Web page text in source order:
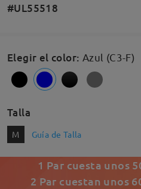
#UL55518
Elegir el color: Azul (C3-F)
Talla
M Guía de Talla
1 Par cuesta unos
2 Par cuestan unos